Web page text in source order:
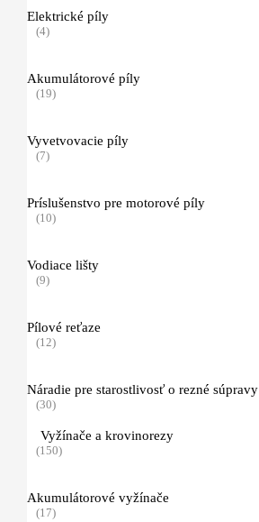
(16)
(25)
(3)
(3)
Elektrické píly
(4)
Akumulátorové píly
(19)
Vyvetvovacie píly
(7)
Príslušenstvo pre motorové píly
(10)
Vodiace lišty
(9)
Pílové reťaze
(12)
Náradie pre starostlivosť o rezné súpravy
(30)
Vyžínače a krovinorezy
(150)
Akumulátorové vyžínače
(17)